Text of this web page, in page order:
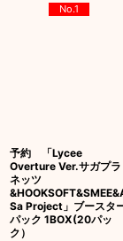
No.1
予約 「Lycee
Overture Ver.サガプラ
ネッツ
Sa Project」ブースタ
パック 1BOX(20パッ
ク）